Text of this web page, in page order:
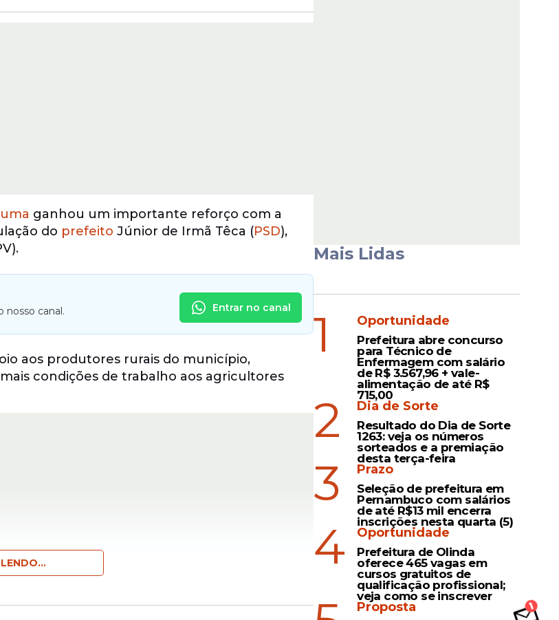
ganhou um importante reforço com a
do prefeito Júnior de Irmã Têca (PSD),
nosso canal. Entrar no canal
aos produtores rurais do município,
condições de trabalho aos agricultores
Mais Lidas
1 Oportunidade
Prefeitura abre concurso
para Técnico de
Enfermagem com salário
de R$ 3.567,96 + vale-
alimentação de até R$
715,00
2 Dia de Sorte
Resultado do Dia de Sorte
1263: veja os números
sorteados e a premiação
desta terça-feira
3 Prazo
Seleção de prefeitura em
Pernambuco com salários
de até R$13 mil encerra
inscrições nesta quarta (5)
4 Oportunidade
Prefeitura de Olinda
oferece 465 vagas em
cursos gratuitos de
qualificação profissional;
veja como se inscrever
Proposta